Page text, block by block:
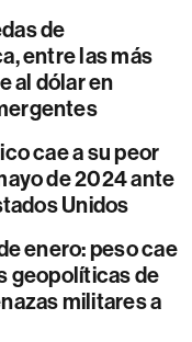
de
entre las más
al dólar en
cae a su peor
de 2024 ante
Unidos
enero: peso cae
geopolíticas de
militares a